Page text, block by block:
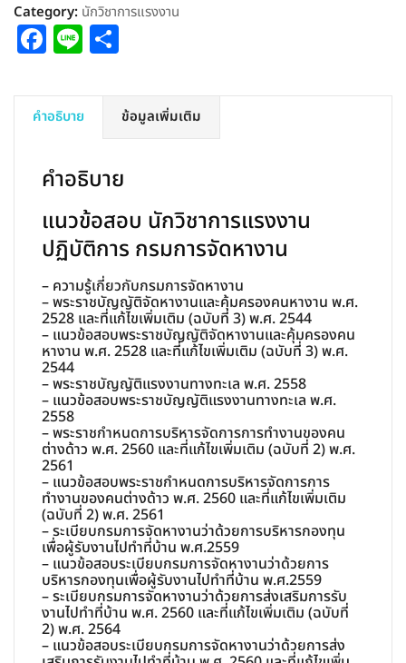
นัก
วิชาการ
การ
จัดหา
Category: นักวิชาการแรงงาน
Facebook
Line
คำอธิบาย ข้อมูลเพิ่มเติม
คำอธิบาย
แนวข้อสอบ นักวิชาการแรงงาน
ปฏิบัติการ กรมการจัดหางาน
– ความรู้เกี่ยวกับกรมการจัดหางาน
– พระราชบัญญัติจัดหางานและคุ้มครองคนหางาน พ.ศ.
2528 และที่แก้ไขเพิ่มเติม (ฉบับที่ 3) พ.ศ. 2544
– แนวข้อสอบพระราชบัญญัติจัดหางานและคุ้มครองคน
หางาน พ.ศ. 2528 และที่แก้ไขเพิ่มเติม (ฉบับที่ 3) พ.ศ.
2544
– พระราชบัญญัติแรงงานทางทะเล พ.ศ. 2558
– แนวข้อสอบพระราชบัญญัติแรงงานทางทะเล พ.ศ.
2558
– พระราชกำหนดการบริหารจัดการการทำงานของคน
ต่างด้าว พ.ศ. 2560 และที่แก้ไขเพิ่มเติม (ฉบับที่ 2) พ.ศ.
2561
– แนวข้อสอบพระราชกำหนดการบริหารจัดการการ
ทำงานของคนต่างด้าว พ.ศ. 2560 และที่แก้ไขเพิ่มเติม
(ฉบับที่ 2) พ.ศ. 2561
– ระเบียบกรมการจัดหางานว่าด้วยการบริหารกองทุน
เพื่อผู้รับงานไปทำที่บ้าน พ.ศ.2559
– แนวข้อสอบระเบียบกรมการจัดหางานว่าด้วยการ
บริหารกองทุนเพื่อผู้รับงานไปทำที่บ้าน พ.ศ.2559
– ระเบียบกรมการจัดหางานว่าด้วยการส่งเสริมการรับ
งานไปทำที่บ้าน พ.ศ. 2560 และที่แก้ไขเพิ่มเติม (ฉบับที่
2) พ.ศ. 2564
– แนวข้อสอบระเบียบกรมการจัดหางานว่าด้วยการส่ง